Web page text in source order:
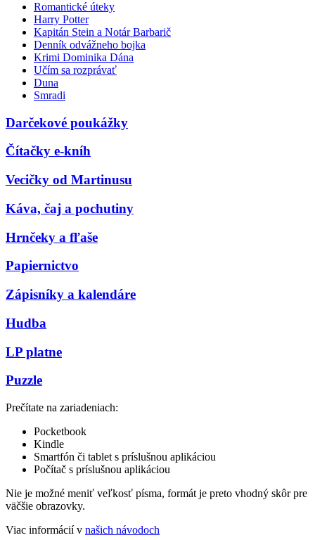
Romantické úteky
Harry Potter
Kapitán Stein a Notár Barbarič
Denník odvážneho bojka
Krimi Dominika Dána
Učím sa rozprávať
Duna
Smradi
Darčekové poukážky
Čítačky e-kníh
Vecičky od Martinusu
Káva, čaj a pochutiny
Hrnčeky a fľaše
Papiernictvo
Zápisníky a kalendáre
Hudba
LP platne
Puzzle
Prečítate na zariadeniach:
Pocketbook
Kindle
Smartfón či tablet s príslušnou aplikáciou
Počítač s príslušnou aplikáciou
Nie je možné meniť veľkosť písma, formát je preto vhodný skôr pre
väčšie obrazovky.
Viac informácií v našich návodoch